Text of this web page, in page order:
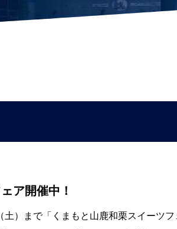
ア開催中！
）まで「くまもと山鹿和栗スイーツフ